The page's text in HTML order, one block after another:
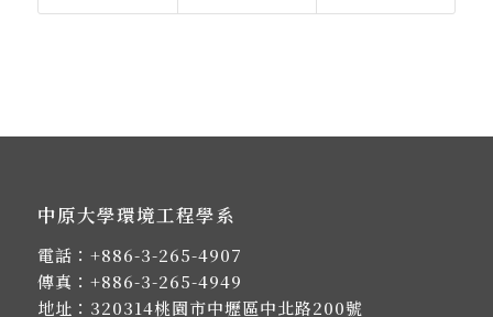
中原大學環境工程學系
電話： +886-3-265-4907
傳真：+886-3-265-4949
地址： 320314桃園市中壢區中北路200號